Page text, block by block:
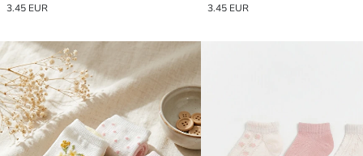
3.45 EUR
3.45 EUR